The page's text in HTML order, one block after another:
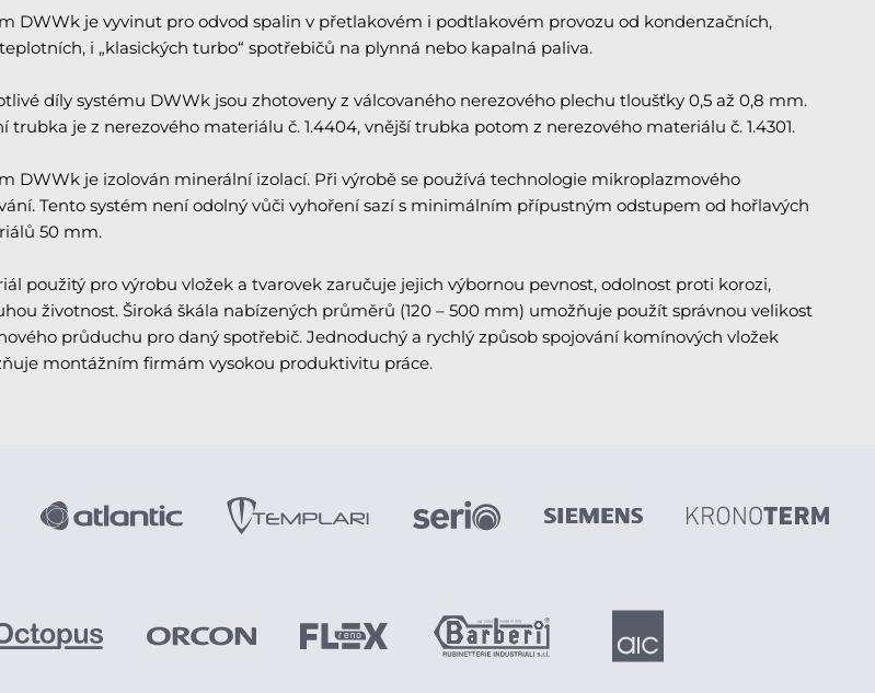
DWWk je vyvinut pro odvod spalin v přetlakovém i podtlakovém provozu od kondenzačních,
i „klasických turbo“ spotřebičů na plynná nebo kapalná paliva.
díly systému DWWk jsou zhotoveny z válcovaného nerezového plechu tloušťky 0,5 až 0,8 mm.
trubka je z nerezového materiálu č. 1.4404, vnější trubka potom z nerezového materiálu č. 1.4301.
DWWk je izolován minerální izolací. Při výrobě se používá technologie mikroplazmového
Tento systém není odolný vůči vyhoření sazí s minimálním přípustným odstupem od hořlavých
50 mm.
použitý pro výrobu vložek a tvarovek zaručuje jejich výbornou pevnost, odolnost proti korozi,
životnost. Široká škála nabízených průměrů (120 – 500 mm) umožňuje použít správnou velikost
průduchu pro daný spotřebič. Jednoduchý a rychlý způsob spojování komínových vložek
montážním firmám vysokou produktivitu práce.